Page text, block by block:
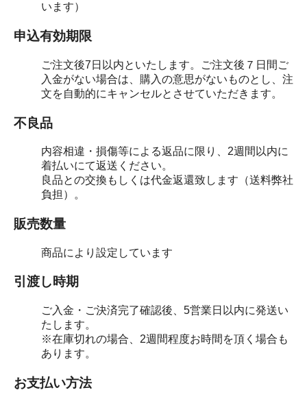
います）
申込有効期限
ご注文後7日以内といたします。ご注文後７日間ご
入金がない場合は、購入の意思がないものとし、注
文を自動的にキャンセルとさせていただきます。
不良品
内容相違・損傷等による返品に限り、2週間以内に
着払いにて返送ください。
良品との交換もしくは代金返還致します（送料弊社
負担）。
販売数量
商品により設定しています
引渡し時期
ご入金・ご決済完了確認後、5営業日以内に発送い
たします。
※在庫切れの場合、2週間程度お時間を頂く場合も
あります。
お支払い方法